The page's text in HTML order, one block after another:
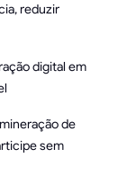
reduzir
digital em
de
sem